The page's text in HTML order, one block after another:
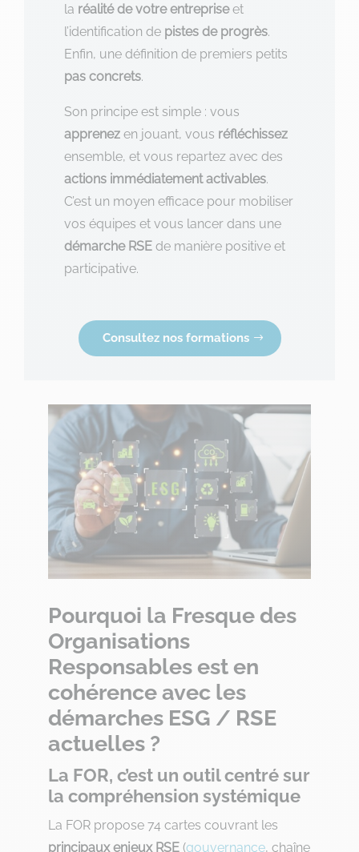
la réalité de votre entrepriseet
l’identification de pistes de progrès.
Enfin, une définition de premiers petits
pas concrets.
Son principe est simple : vous
apprenez en jouant, vous réfléchissez
ensemble, et vous repartez avec des
actions immédiatement activables.
C’est un moyen efficace pour mobiliser
vos équipes et vous lancer dans une
démarche RSE de manière positive et
participative.
Consultez nos formations
Pourquoi la Fresque des
Organisations
Responsables est en
cohérence avec les
démarches ESG / RSE
actuelles ?
La FOR, c’est un outil centré sur
la compréhension systémique
La FOR propose 74 cartes couvrant les
principaux enjeux RSE (gouvernance, chaîne